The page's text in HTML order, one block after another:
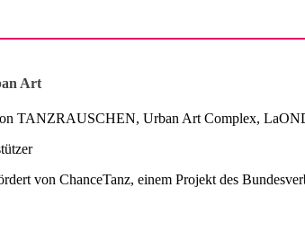
Art
TANZRAUSCHEN, Urban Art Complex,
von ChanceTanz, einem Projekt des